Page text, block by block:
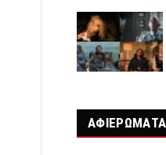
ΑΦΙΕΡΩΜΑΤΑ